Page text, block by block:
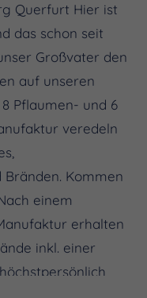
Querfurt Hier ist
das schon seit
Großvater den
auf unseren
8 Pflaumen- und 6
veredeln
Kommen
einem
erhalten
inkl. einer